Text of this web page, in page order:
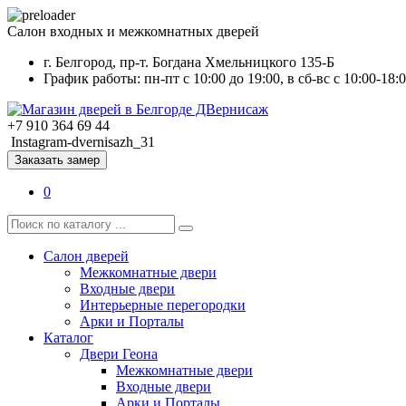
Салон входных и межкомнатных дверей
г. Белгород, пр-т. Богдана Хмельницкого 135-Б
График работы: пн-пт с 10:00 до 19:00, в сб-вс с 10:00-
+7 910 364 69 44
Instagram-dvernisazh_31
Заказать замер
0
Салон дверей
Межкомнатные двери
Входные двери
Интерьерные перегородки
Арки и Порталы
Каталог
Двери Геона
Межкомнатные двери
Входные двери
Арки и Порталы